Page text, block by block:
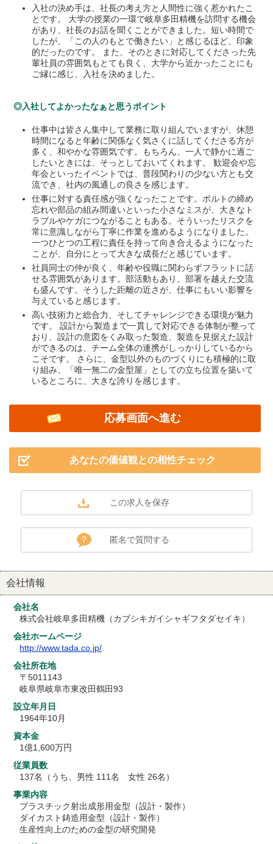
入社の決め手は、社長の考え方と人間性に強く惹かれたこ
とです。 大学の授業の一環で岐阜多田精機を訪問する機会
があり、社長のお話を聞くことができました。短い時間で
したが、「この人のもとで働きたい」と感じるほど、印象
的だったのです。 また、そのときに対応してくださった先
輩社員の雰囲気もとても良く、大学から近かったことにも
ご縁に感じ、入社を決めました。
◎入社してよかったなぁと思うポイント
仕事中は皆さん集中して業務に取り組んでいますが、休憩
時間になると年齢に関係なく気さくに話してくださる方が
多く、和やかな雰囲気です。もちろん、一人で静かに過ご
したいときには、そっとしておいてくれます。 歓迎会や忘
年会といったイベントでは、普段関わりの少ない方とも交
流でき、社内の風通しの良さを感じます。
仕事に対する責任感が強くなったことです。ボルトの締め
忘れや部品の組み間違いといった小さなミスが、大きなト
ラブルやケガにつながることもある。そういったリスクを
常に意識しながら丁寧に作業を進めるようになりました。
一つひとつの工程に責任を持って向き合えるようになった
ことが、自分にとって大きな成長だと感じています。
社員同士の仲が良く、年齢や役職に関わらずフラットに話
せる雰囲気があります。部活動もあり、部署を越えた交流
も盛んです。そうした距離の近さが、仕事にもいい影響を
与えていると感じます。
高い技術力と総合力、そしてチャレンジできる環境が魅力
です。 設計から製造まで一貫して対応できる体制が整って
おり、設計の意図をくみ取った製造、製造を見据えた設計
ができるのは、チーム全体の連携がしっかりしているから
こそです。 さらに、金型以外のものづくりにも積極的に取
り組み、「唯一無二の金型屋」としての立ち位置を築いて
いるところに、大きな誇りを感じます。
応募画面へ進む
あなたの価値観との相性チェック
匿名で質問する
会社情報
会社名
株式会社岐阜多田精機（カブシキガイシャギフタダセイキ）
会社ホームページ
http://www.tada.co.jp/
会社所在地
〒5011143
岐阜県岐阜市東改田鶴田93
設立年月日
1964年10月
資本金
1億1,600万円
従業員数
137名（うち、男性 111名 女性 26名）
事業内容
プラスチック射出成形用金型（設計・製作）
ダイカスト鋳造用金型（設計・製作）
生産性向上のための金型の研究開発